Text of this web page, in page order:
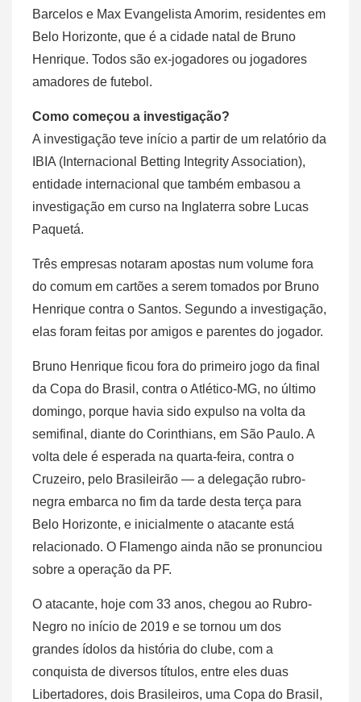
Barcelos e Max Evangelista Amorim, residentes em
Belo Horizonte, que é a cidade natal de Bruno
Henrique. Todos são ex-jogadores ou jogadores
amadores de futebol.
Como começou a investigação?
A investigação teve início a partir de um relatório da
IBIA (Internacional Betting Integrity Association),
entidade internacional que também embasou a
investigação em curso na Inglaterra sobre Lucas
Paquetá.
Três empresas notaram apostas num volume fora
do comum em cartões a serem tomados por Bruno
Henrique contra o Santos. Segundo a investigação,
elas foram feitas por amigos e parentes do jogador.
Bruno Henrique ficou fora do primeiro jogo da final
da Copa do Brasil, contra o Atlético-MG, no último
domingo, porque havia sido expulso na volta da
semifinal, diante do Corinthians, em São Paulo. A
volta dele é esperada na quarta-feira, contra o
Cruzeiro, pelo Brasileirão — a delegação rubro-
negra embarca no fim da tarde desta terça para
Belo Horizonte, e inicialmente o atacante está
relacionado. O Flamengo ainda não se pronunciou
sobre a operação da PF.
O atacante, hoje com 33 anos, chegou ao Rubro-
Negro no início de 2019 e se tornou um dos
grandes ídolos da história do clube, com a
conquista de diversos títulos, entre eles duas
Libertadores, dois Brasileiros, uma Copa do Brasil,